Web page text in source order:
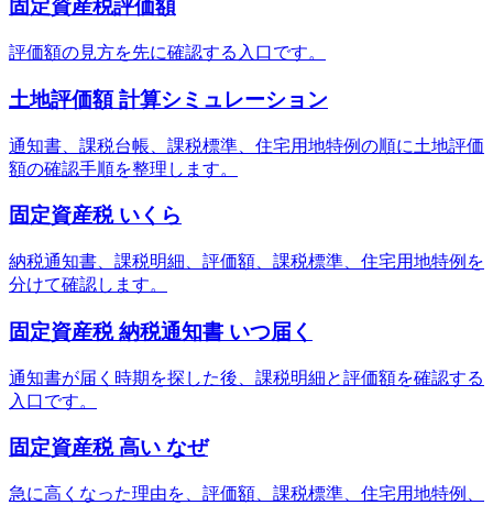
固定資産税評価額
評価額の見方を先に確認する入口です。
土地評価額 計算シミュレーション
通知書、課税台帳、課税標準、住宅用地特例の順に土地評価
額の確認手順を整理します。
固定資産税 いくら
納税通知書、課税明細、評価額、課税標準、住宅用地特例を
分けて確認します。
固定資産税 納税通知書 いつ届く
通知書が届く時期を探した後、課税明細と評価額を確認する
入口です。
固定資産税 高い なぜ
急に高くなった理由を、評価額、課税標準、住宅用地特例、